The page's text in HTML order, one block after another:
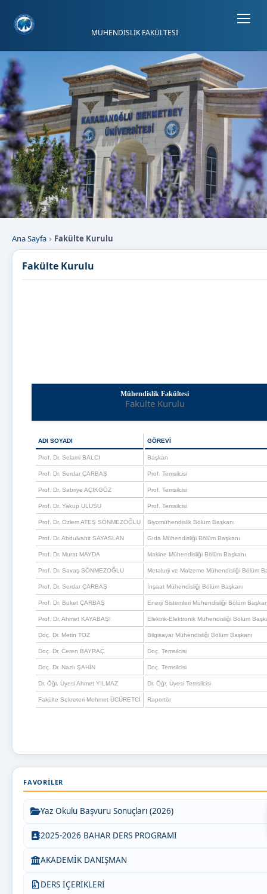
MÜHENDİSLİK FAKÜLTESİ
Ana Sayfa Fakülte Kurulu
Fakülte Kurulu
Mühendislik Fakültesi
Fakülte Kurulu
ADI SOYADI GÖREVİ
Prof. Dr. Selami BALCI Başkan
Prof. Dr. Serdar ÇARBAŞ Prof. Temsilcisi
Prof. Dr. Sabriye AÇIKGÖZ Prof. Temsilcisi
Prof. Dr. Yakup ULUSU Prof. Temsilcisi
Prof. Dr. Özlem ATEŞ SÖNMEZOĞLU Biyomühendislik Bölüm Başkanı
Prof. Dr. Abdulvahit SAYASLAN Gıda Mühendisliği Bölüm Başkanı
Prof. Dr. Murat MAYDA Makine Mühendisliği Bölüm Başkanı
Prof. Dr. Savaş SÖNMEZOĞLU Metalurji ve Malzeme Mühendisliği Bölüm
Prof. Dr. Serdar ÇARBAŞ İnşaat Mühendisliği Bölüm Başkanı
Prof. Dr. Buket ÇARBAŞ Enerji Sistemleri Mühendisliği Bölüm
Prof. Dr. Ahmet KAYABAŞI Elektrik-Elektronik Mühendisliği Bölüm
Doç. Dr. Metin TOZ Bilgisayar Mühendisliği Bölüm Başkanı
Doç. Dr. Ceren BAYRAÇ Doç. Temsilcisi
Doç. Dr. Nazlı ŞAHİN Doç. Temsilcisi
Dr. Öğr. Üyesi Ahmet YILMAZ Dr. Öğr. Üyesi Temsilcisi
Fakülte Sekreteri Mehmet ÜCÜRETCİ Raportör
FAVORILER
Yaz Okulu Başvuru Sonuçları (2026)
2025-2026 BAHAR DERS PROGRAMI
AKADEMİK DANIŞMAN
DERS İÇERİKLERİ